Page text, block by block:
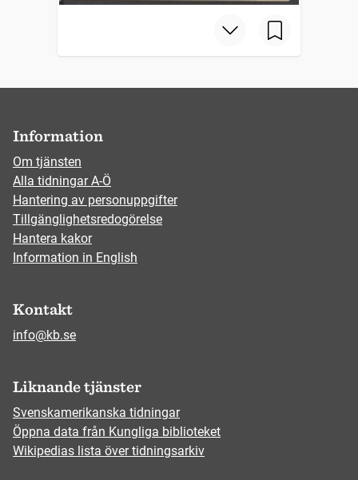
Information
Om tjänsten
Alla tidningar A-Ö
Hantering av personuppgifter
Tillgänglighetsredogörelse
Hantera kakor
Information in English
Kontakt
info@kb.se
Liknande tjänster
Svenskamerikanska tidningar
Öppna data från Kungliga biblioteket
Wikipedias lista över tidningsarkiv